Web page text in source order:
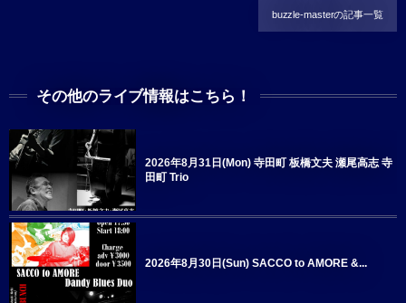
buzzle-masterの記事一覧
その他のライブ情報はこちら！
2026年8月31日(Mon) 寺田町 板橋文夫 瀬尾高志 寺
田町 Trio
2026年8月30日(Sun) SACCO to AMORE &...